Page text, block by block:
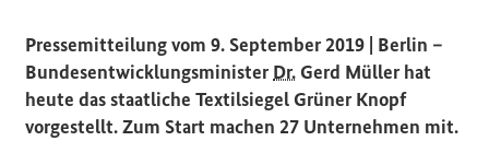
Pressemitteilung vom 9. September 2019 | Berlin –
BundesentwicklungsministerDr. Gerd Müller hat
heute das staatliche Textilsiegel Grüner Knopf
vorgestellt. Zum Start machen 27 Unternehmen mit.